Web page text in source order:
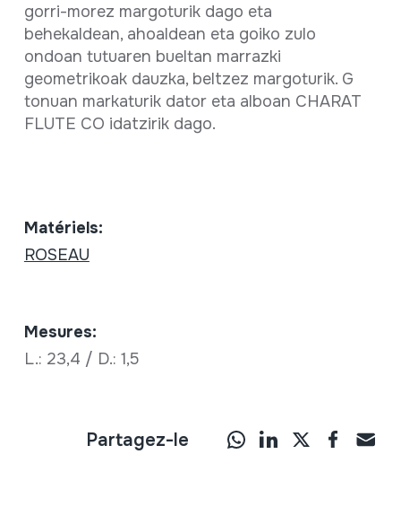
gorri-morez margoturik dago eta
behekaldean, ahoaldean eta goiko zulo
ondoan tutuaren bueltan marrazki
geometrikoak dauzka, beltzez margoturik. G
tonuan markaturik dator eta alboan CHARAT
FLUTE CO idatzirik dago.
Matériels:
ROSEAU
Mesures:
L.: 23,4 / D.: 1,5
Partagez-le